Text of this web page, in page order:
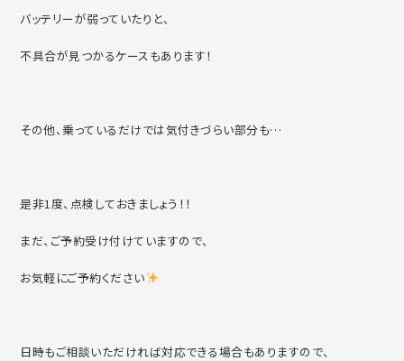
バッテリーが弱っていたりと、
不具合が見つかるケースもあります！
その他、乗っているだけでは気付きづらい部分も…
是非1度、点検しておきましょう！！
まだ、ご予約受け付けていますので、
お気軽にご予約ください
日時もご相談いただければ対応できる場合もありますので、